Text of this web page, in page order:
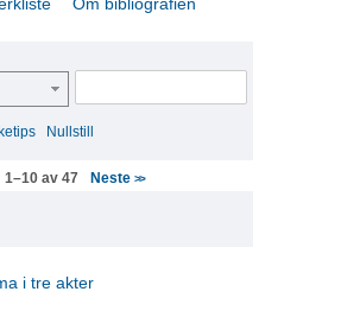
Nullstill
1–10 av 47 Neste>>
i tre akter